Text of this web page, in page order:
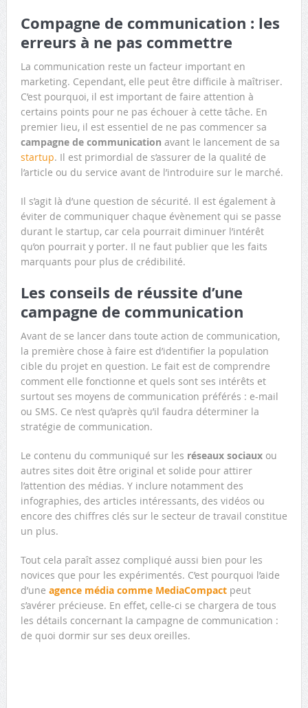
Compagne de communication : les
erreurs à ne pas commettre
La communication reste un facteur important en
marketing. Cependant, elle peut être difficile à maîtriser.
C’est pourquoi, il est important de faire attention à
certains points pour ne pas échouer à cette tâche. En
premier lieu, il est essentiel de ne pas commencer sa
campagne de communication avant le lancement de sa
startup. Il est primordial de s’assurer de la qualité de
l’article ou du service avant de l’introduire sur le marché.
Il s’agit là d’une question de sécurité. Il est également à
éviter de communiquer chaque évènement qui se passe
durant le startup, car cela pourrait diminuer l’intérêt
qu’on pourrait y porter. Il ne faut publier que les faits
marquants pour plus de crédibilité.
Les conseils de réussite d’une
campagne de communication
Avant de se lancer dans toute action de communication,
la première chose à faire est d’identifier la population
cible du projet en question. Le fait est de comprendre
comment elle fonctionne et quels sont ses intérêts et
surtout ses moyens de communication préférés : e-mail
ou SMS. Ce n’est qu’après qu’il faudra déterminer la
stratégie de communication.
Le contenu du communiqué sur les réseaux sociauxou
autres sites doit être original et solide pour attirer
l’attention des médias. Y inclure notamment des
infographies, des articles intéressants, des vidéos ou
encore des chiffres clés sur le secteur de travail constitue
un plus.
Tout cela paraît assez compliqué aussi bien pour les
novices que pour les expérimentés. C’est pourquoi l’aide
d’une agence média comme MediaCompactpeut
s’avérer précieuse. En effet, celle-ci se chargera de tous
les détails concernant la campagne de communication :
de quoi dormir sur ses deux oreilles.